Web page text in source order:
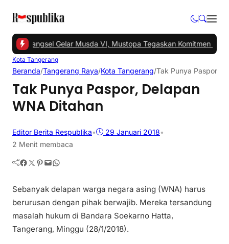
PKS Tangsel Gelar Musda VI, Mustopa Tegaskan Komitmen PKS
Kota Tangerang
Beranda/Tangerang Raya/Kota Tangerang/Tak Punya Paspor,
Tak Punya Paspor, Delapan
WNA Ditahan
Editor Berita Respublika• 29 Januari 2018•
2 Menit membaca
Facebook Twitter Pinterest Mail WhatsApp
Sebanyak delapan warga negara asing (WNA) harus
berurusan dengan pihak berwajib. Mereka tersandung
masalah hukum di Bandara Soekarno Hatta,
Tangerang, Minggu (28/1/2018).